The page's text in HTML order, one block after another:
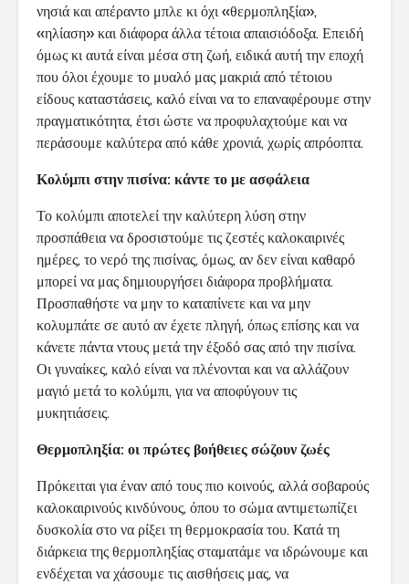
νησιά και απέραντο μπλε κι όχι «θερμοπληξία»,
«ηλίαση» και διάφορα άλλα τέτοια απαισιόδοξα. Επειδή
όμως κι αυτά είναι μέσα στη ζωή, ειδικά αυτή την εποχή
που όλοι έχουμε το μυαλό μας μακριά από τέτοιου
είδους καταστάσεις, καλό είναι να το επαναφέρουμε στην
πραγματικότητα, έτσι ώστε να προφυλαχτούμε και να
περάσουμε καλύτερα από κάθε χρονιά, χωρίς απρόοπτα.
Κολύμπι στην πισίνα: κάντε το με ασφάλεια
Το κολύμπι αποτελεί την καλύτερη λύση στην
προσπάθεια να δροσιστούμε τις ζεστές καλοκαιρινές
ημέρες, το νερό της πισίνας, όμως, αν δεν είναι καθαρό
μπορεί να μας δημιουργήσει διάφορα προβλήματα.
Προσπαθήστε να μην το καταπίνετε και να μην
κολυμπάτε σε αυτό αν έχετε πληγή, όπως επίσης και να
κάνετε πάντα ντους μετά την έξοδό σας από την πισίνα.
Οι γυναίκες, καλό είναι να πλένονται και να αλλάζουν
μαγιό μετά το κολύμπι, για να αποφύγουν τις
μυκητιάσεις.
Θερμοπληξία: οι πρώτες βοήθειες σώζουν ζωές
Πρόκειται για έναν από τους πιο κοινούς, αλλά σοβαρούς
καλοκαιρινούς κινδύνους, όπου το σώμα αντιμετωπίζει
δυσκολία στο να ρίξει τη θερμοκρασία του. Κατά τη
διάρκεια της θερμοπληξίας σταματάμε να ιδρώνουμε και
ενδέχεται να χάσουμε τις αισθήσεις μας, να